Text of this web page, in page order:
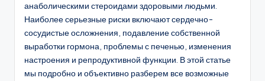
анаболическими стероидами здоровыми людьми.
Наиболее серьезные риски включают сердечно-
сосудистые осложнения, подавление собственной
выработки гормона, проблемы с печенью, изменения
настроения и репродуктивной функции. В этой статье
мы подробно и объективно разберем все возможные